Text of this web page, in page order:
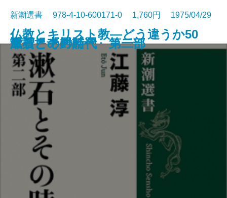
仏教とキリスト教―どう違うか50
のQ＆A―
謎とき『罪と罰』
唐招提寺への道
新潮選書 978-4-10-600171-0 1,760円 1975/04/29
漱石とその時代 第二部
漱石とその時代 第一部
風景との対話